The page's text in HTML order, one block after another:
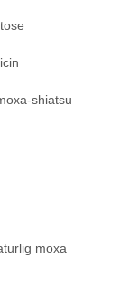
shiatsu
moxa